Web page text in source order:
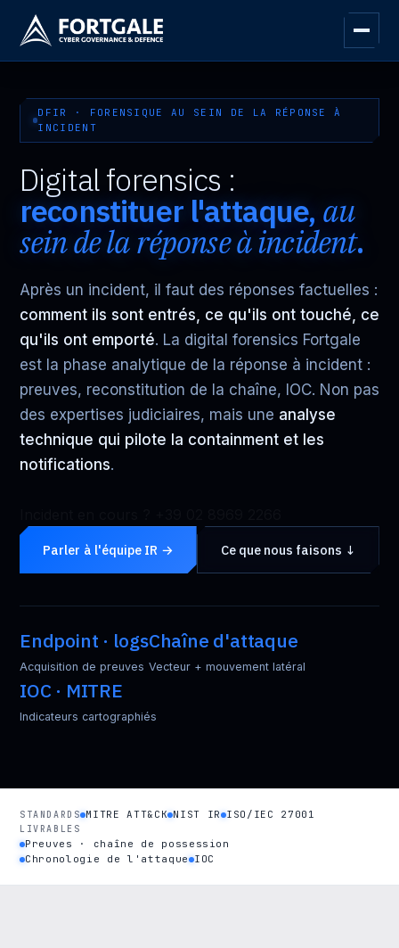
DFIR · FORENSIQUE AU SEIN DE LA RÉPONSE À
INCIDENT
Digital forensics :
reconstituer l'attaque, au
sein de la réponse à incident.
Après un incident, il faut des réponses factuelles :
comment ils sont entrés, ce qu'ils ont touché, ce
qu'ils ont emporté. La digital forensics Fortgale
est la phase analytique de la réponse à incident :
preuves, reconstitution de la chaîne, IOC. Non pas
des expertises judiciaires, mais une analyse
technique qui pilote la containment et les
notifications.
Parler à l'équipe IR → Ce que nous faisons ↓
Endpoint · logs
Acquisition de preuves
Chaîne d'attaque
Vecteur + mouvement latéral
IOC · MITRE
Indicateurs cartographiés
STANDARDS MITRE ATT&CK NIST IR ISO/IEC 27001
LIVRABLES
Preuves · chaîne de possession
Chronologie de l'attaque IOC